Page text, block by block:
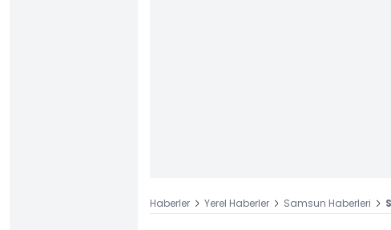
Haberler Yerel Haberler Samsun Haberleri